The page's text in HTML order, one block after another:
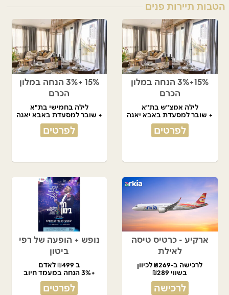
הטבות תיירות פנים
15%+3% הנחה במלון
הכרם
לילה אמצ"ש בת"א
+ שובר למסעדת באבא יאגה
לפרטים
15% +3% הנחה במלון
הכרם
לילה בחמישי בת"א
+ שובר למסעדת באבא יאגה
לפרטים
ארקיע - כרטיס טיסה
לאילת
לרכישה ב-₪269 לכיוון
בשווי ₪289
לרכישה
נופש + הופעה של רפי
ביטון
ב ₪499 לאדם
+3% הנחה במעמד חיוב
לפרטים